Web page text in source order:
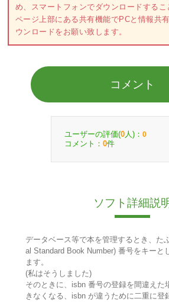
め、スマートフォンでダウンロードするこ
ページ上部にある共有機能でPCと情報共
ウンロードをお願い致します。
コメント
ユーザーの評価(0 人)： 0
コメント： 0件
ソフト詳細説
データベース等で本を管理するとき、た
al Standard Book Number) 番号をキーと
ます。
(私はそうしました)
そのときに、isbn 番号の登録を間違えた
きなくなる、isbn が違うために二重に登